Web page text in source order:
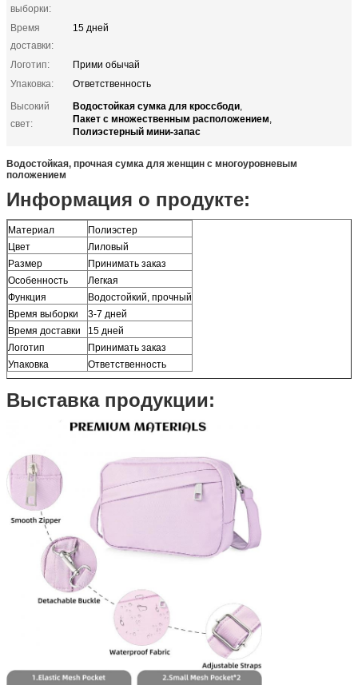
выборки:
Время
доставки:
15 дней
Логотип:
Прими обычай
Упаковка:
Ответственность
Высокий
свет:
Водостойкая сумка для кроссбоди,
Пакет с множественным расположением,
Полиэстерный мини-запас
Водостойкая, прочная сумка для женщин с многоуровневым
положением
Информация о продукте:
Материал
Полиэстер
Цвет
Лиловый
Размер
Принимать заказ
Особенность
Легкая
Функция
Водостойкий, прочный
Время выборки
3-7 дней
Время доставки
15 дней
Логотип
Принимать заказ
Упаковка
Ответственность
Выставка продукции: